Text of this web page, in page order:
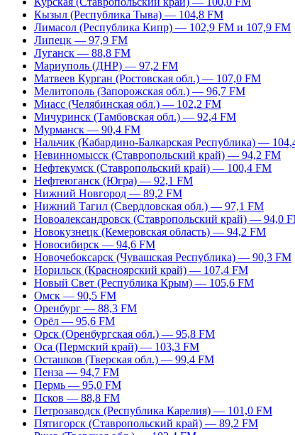
Кызыл (Республика Тыва) — 104,8 FM
Лимасол (Республика Кипр) — 102,9 FM и 107,9 FM
Липецк — 97,9 FM
Луганск — 88,8 FM
Мариуполь (ДНР) — 97,2 FM
Матвеев Курган (Ростовская обл.) — 107,0 FM
Мелитополь (Запорожская обл.) — 96,7 FM
Миасс (Челябинская обл.) — 102,2 FM
Мичуринск (Тамбовская обл.) — 92,4 FM
Мурманск — 90,4 FM
Нальчик (Кабардино-Балкарская Республика) —
Невинномысск (Ставропольский край) — 94,2 FM
Нефтекумск (Ставропольский край) — 100,4 FM
Нефтеюганск (Югра) — 92,1 FM
Нижний Новгород — 89,2 FM
Нижний Тагил (Свердловская обл.) — 97,1 FM
Новоалександровск (Ставропольский край) — 94,0
Новокузнецк (Кемеровская область) — 94,2 FM
Новосибирск — 94,6 FM
Новочебоксарск (Чувашская Республика) — 90,3 FM
Норильск (Красноярский край) — 107,4 FM
Новый Свет (Республика Крым) — 105,6 FM
Омск — 90,5 FM
Оренбург — 88,3 FM
Орёл — 95,6 FM
Орск (Оренбургская обл.) — 95,8 FM
Оса (Пермский край) — 103,3 FM
Осташков (Тверская обл.) — 99,4 FM
Пенза — 94,7 FM
Пермь — 95,0 FM
Псков — 88,8 FM
Петрозаводск (Республика Карелия) — 101,0 FM
Пятигорск (Ставропольский край) — 89,2 FM